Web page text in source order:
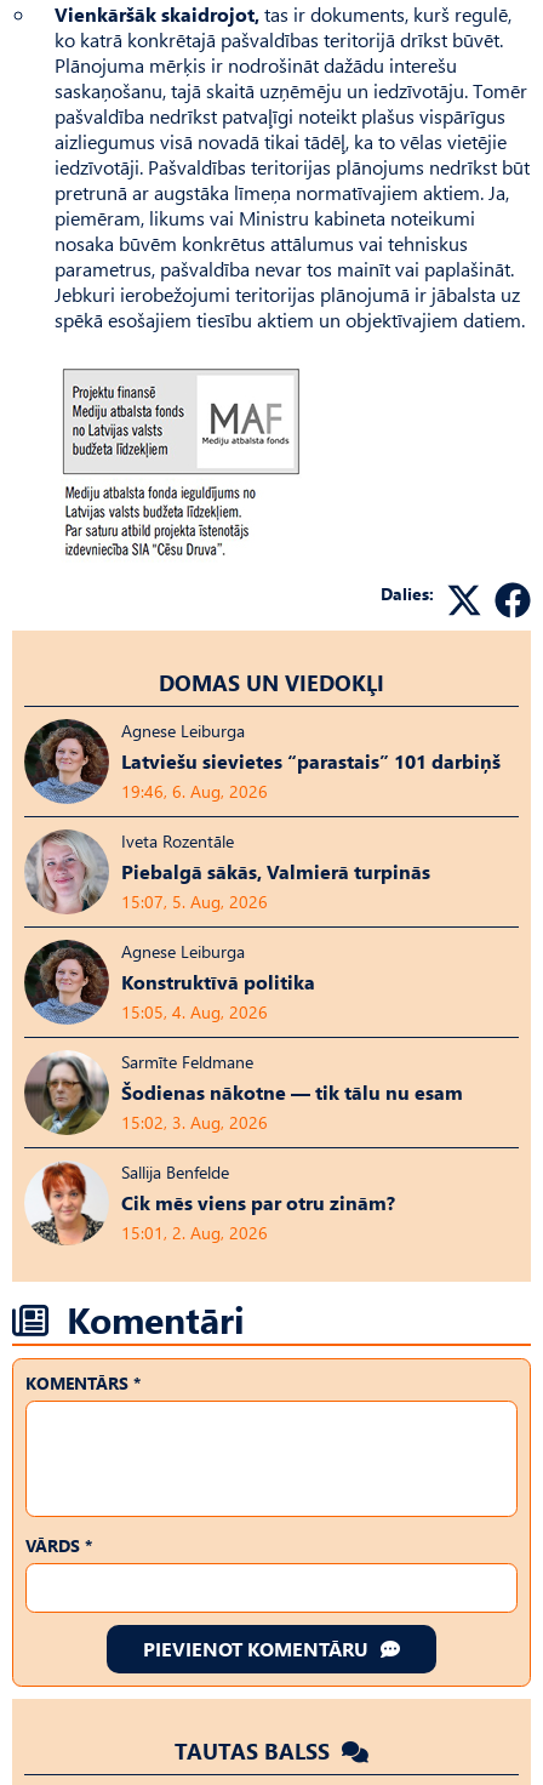
Vienkāršāk skaidrojot,tas ir dokuments, kurš regulē,
ko katrā konkrētajā pašvaldības teritorijā drīkst būvēt.
Plā­nojuma mērķis ir nodrošināt dažādu interešu
saskaņošanu, tajā skaitā uzņēmēju un iedzīvotāju. Tomēr
pašvaldība nedrīkst patvaļīgi noteikt plašus vispārīgus
aizliegumus visā novadā tikai tādēļ, ka to vēlas vietējie
iedzīvotāji. Pašvaldības teritorijas plānojums nedrīkst būt
pretrunā ar augstāka līmeņa normatīvajiem aktiem. Ja,
piemēram, likums vai Ministru kabineta noteikumi
nosaka būvēm konkrētus attālumus vai tehniskus
parametrus, pašvaldība nevar tos mainīt vai paplašināt.
Jebkuri ierobežojumi teritorijas plānojumā ir jābalsta uz
spēkā esošajiem tiesību aktiem un objektīvajiem datiem.
Dalies:
DOMAS UN VIEDOKĻI
Agnese Leiburga
Latviešu sievietes “parastais” 101 darbiņš
19:46, 6. Aug, 2026
Iveta Rozentāle
Piebalgā sākās, Valmierā turpinās
15:07, 5. Aug, 2026
Agnese Leiburga
Konstruktīvā politika
15:05, 4. Aug, 2026
Sarmīte Feldmane
Šodienas nākotne — tik tālu nu esam
15:02, 3. Aug, 2026
Sallija Benfelde
Cik mēs viens par otru zinām?
15:01, 2. Aug, 2026
Komentāri
KOMENTĀRS *
VĀRDS *
PIEVIENOT KOMENTĀRU
TAUTAS BALSS